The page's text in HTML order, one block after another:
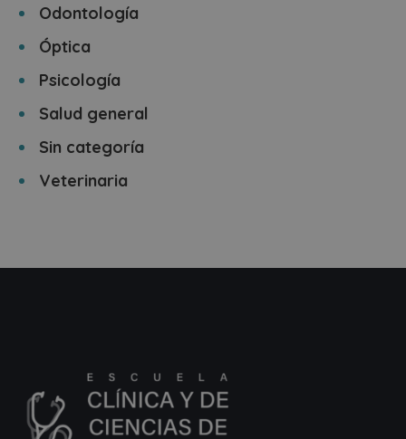
Odontología
Óptica
Psicología
Salud general
Sin categoría
Veterinaria